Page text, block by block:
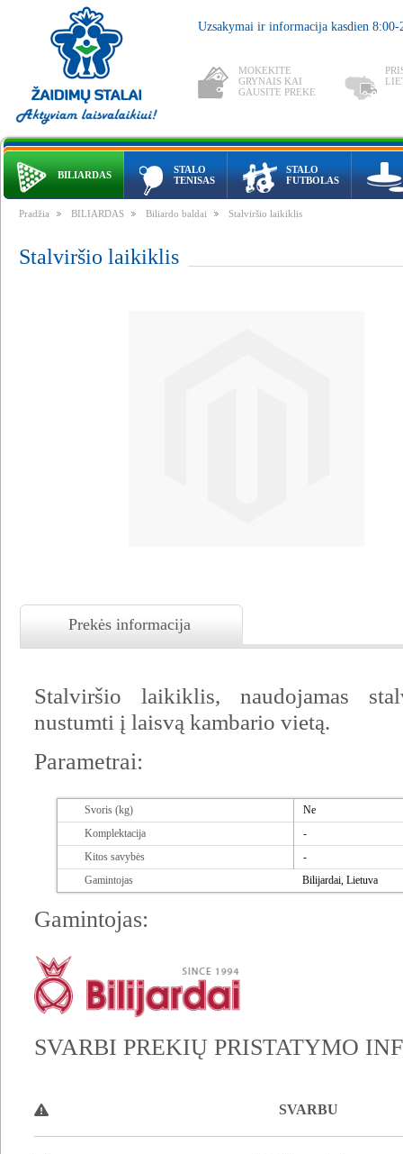
Uzsakymai ir informacija kasdien
MOKEKITE
GRYNAIS KAI
GAUSITE PREKE
BILIARDAS
STALO
TENISAS
STALO
FUTBOLAS
Pradžia BILIARDAS Biliardo baldai Stalviršio laikiklis
Stalviršio laikiklis
Prekės informacija
Stalviršio laikiklis, naudojamas
nustumti į laisvą kambario vietą.
Parametrai:
Svoris (kg)
Ne
Komplektacija
-
Kitos savybės
-
Gamintojas
Bilijardai, Lietuva
Gamintojas:
SVARBI PREKIŲ PRISTATYMO
SVARBU